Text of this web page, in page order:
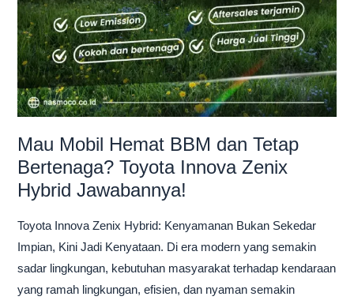
Mau Mobil Hemat BBM dan Tetap
Bertenaga? Toyota Innova Zenix
Hybrid Jawabannya!
Toyota Innova Zenix Hybrid: Kenyamanan Bukan Sekedar
Impian, Kini Jadi Kenyataan. Di era modern yang semakin
sadar lingkungan, kebutuhan masyarakat terhadap kendaraan
yang ramah lingkungan, efisien, dan nyaman semakin